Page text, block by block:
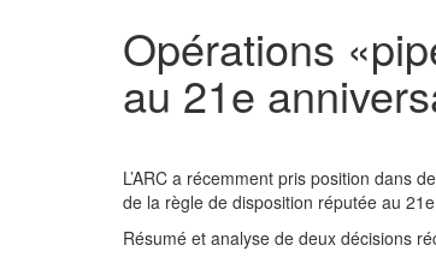
Opérations
au 21e
L’ARC a récemment pris position dans
de la règle de disposition réputée au
Résumé et analyse de deux décisions